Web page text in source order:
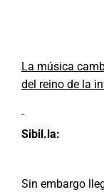
La música
del reino de la
Sibil.la:
Sin embargo